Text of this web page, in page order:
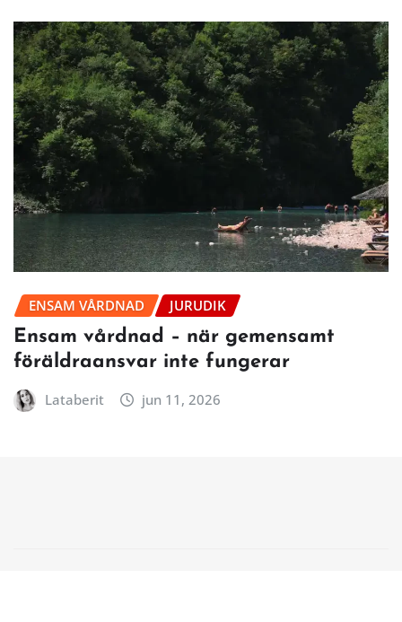
ENSAM VÅRDNAD JURUDIK
Ensam vårdnad – när gemensamt
föräldraansvar inte fungerar
Lataberit jun 11, 2026